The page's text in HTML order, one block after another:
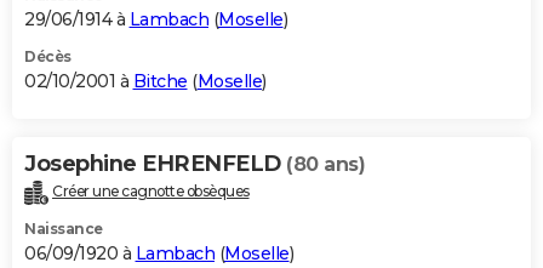
29/06/1914 à Lambach (Moselle)
Décès
02/10/2001 à Bitche (Moselle)
Josephine EHRENFELD (80 ans)
Créer une cagnotte obsèques
Naissance
06/09/1920 à Lambach (Moselle)